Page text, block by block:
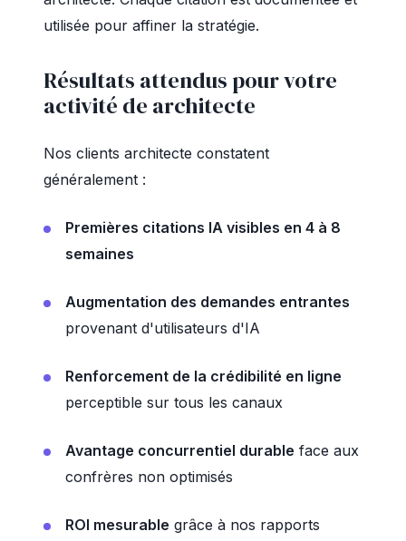
utilisée pour affiner la stratégie.
Résultats attendus pour votre
activité de architecte
Nos clients architecte constatent
généralement :
Premières citations IA visibles en 4 à 8
semaines
Augmentation des demandes entrantes
provenant d'utilisateurs d'IA
Renforcement de la crédibilité en ligne
perceptible sur tous les canaux
Avantage concurrentiel durable face aux
confrères non optimisés
ROI mesurable grâce à nos rapports